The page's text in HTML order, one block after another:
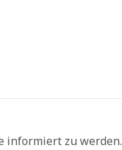
informiert zu werden.